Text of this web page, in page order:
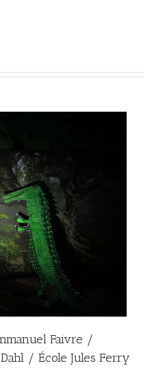
Faivre /
/ École Jules Ferry